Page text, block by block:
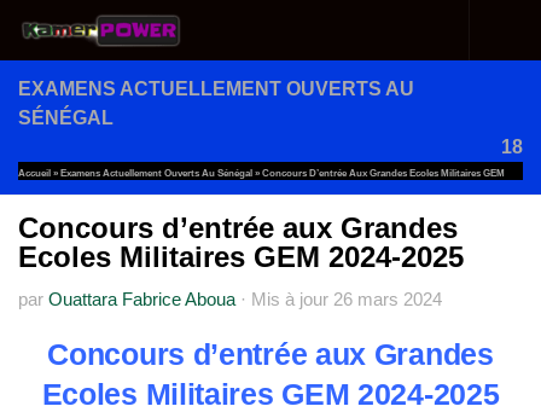
Au dessous du contenu
EXAMENS ACTUELLEMENT OUVERTS AU
SÉNÉGAL
18
Accueil » Examens Actuellement Ouverts Au Sénégal » Concours D’entrée Aux Grandes Ecoles Militaires GEM
2024-2025
Concours d’entrée aux Grandes
Ecoles Militaires GEM 2024-2025
par Ouattara Fabrice Aboua · Mis à jour 26 mars 2024
Concours d’entrée aux Grandes
Ecoles Militaires GEM 2024-2025